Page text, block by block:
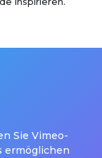
Sie Vimeo-
ermöglichen